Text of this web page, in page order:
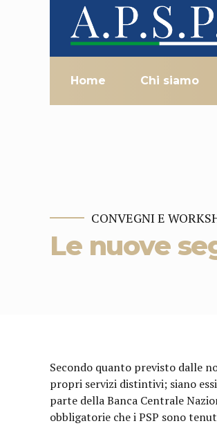
Home Chi siamo
CONVEGNI E
Le nuove
Secondo quanto previsto dalle
propri servizi distintivi; siano
parte della Banca Centrale
obbligatorie che i PSP sono